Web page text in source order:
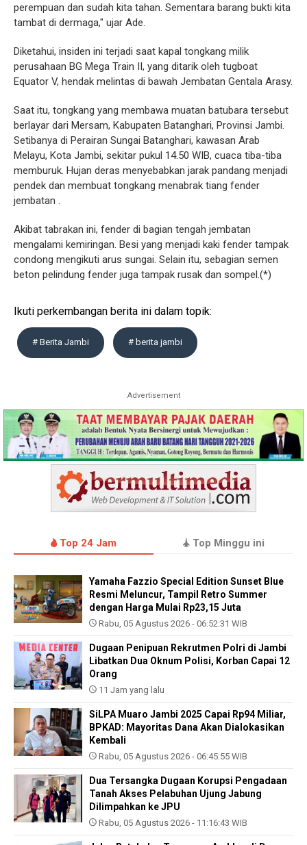
perempuan dan sudah kita tahan. Sementara barang bukti kita
tambat di dermaga," ujar Ade.
Diketahui, insiden ini terjadi saat kapal tongkang milik
perusahaan BG Mega Train II, yang ditarik oleh tugboat
Equator V, hendak melintas di bawah Jembatan Gentala Arasy.
Saat itu, tongkang yang membawa muatan batubara tersebut
berlayar dari Mersam, Kabupaten Batanghari, Provinsi Jambi.
Setibanya di Perairan Sungai Batanghari, kawasan Arab
Melayu, Kota Jambi, sekitar pukul 14.50 WIB, cuaca tiba-tiba
memburuk. Hujan deras menyebabkan jarak pandang menjadi
pendek dan membuat tongkang menabrak tiang fender
jembatan .
Akibat tabrakan ini, fender di bagian tengah jembatan
mengalami kemiringan. Besi yang menjadi kaki fender tampak
condong mengikuti arus sungai. Selain itu, sebagian semen
beton pelindung fender juga tampak rusak dan sompel.(*)
Ikuti perkembangan berita ini dalam topik:
# Berita Jambi # berita jambi
Advertisement
Top 24 Jam Top Minggu ini
Yamaha Fazzio Special Edition Sunset Blue
Resmi Meluncur, Tampil Retro Summer
dengan Harga Mulai Rp23,15 Juta
Rabu, 05 Agustus 2026 - 06:52:31 WIB
Dugaan Penipuan Rekrutmen Polri di Jambi
Libatkan Dua Oknum Polisi, Korban Capai 12
Orang
11 Jam yang lalu
SiLPA Muaro Jambi 2025 Capai Rp94 Miliar,
BPKAD: Mayoritas Dana Akan Dialokasikan
Kembali
Rabu, 05 Agustus 2026 - 06:45:55 WIB
Dua Tersangka Dugaan Korupsi Pengadaan
Tanah Akses Pelabuhan Ujung Jabung
Dilimpahkan ke JPU
Rabu, 05 Agustus 2026 - 11:16:43 WIB